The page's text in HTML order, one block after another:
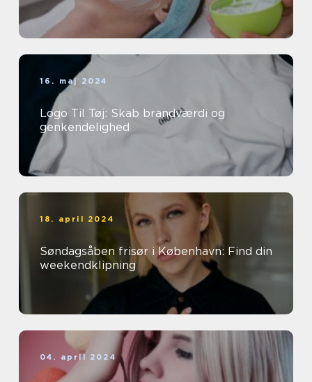
16. maj 2024
Logo Til Tøj: Skab brandværdi og
genkendelighed
18. april 2024
Søndagsåben frisør i København: Find din
weekendklipning
04. april 2024